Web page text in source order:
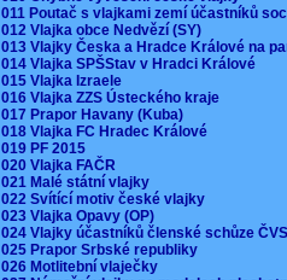
011 Poutač s vlajkami zemí účastníků
012 Vlajka obce Nedvězí (SY)
013 Vlajky Česka a Hradce Králové na
014 Vlajka SPŠStav v Hradci Králové
015 Vlajka Izraele
016 Vlajka ZZS Ústeckého kraje
017 Prapor Havany (Kuba)
018 Vlajka FC Hradec Králové
019 PF 2015
020 Vlajka FAČR
021 Malé státní vlajky
022 Svítící motiv české vlajky
023 Vlajka Opavy (OP)
024 Vlajky účastníků členské schůze
025 Prapor Srbské republiky
026 Motlitební vlaječky